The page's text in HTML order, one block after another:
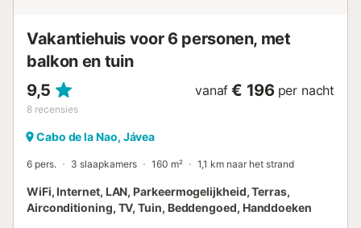
Vakantiehuis voor 6 personen, met
balkon en tuin
9,5
8 recensies
vanaf € 196 per nacht
Cabo de la Nao, Jávea
6 pers. 3 slaapkamers 160 m² 1,1 km naar het strand
WiFi, Internet, LAN, Parkeermogelijkheid, Terras,
Airconditioning, TV, Tuin, Beddengoed, Handdoeken